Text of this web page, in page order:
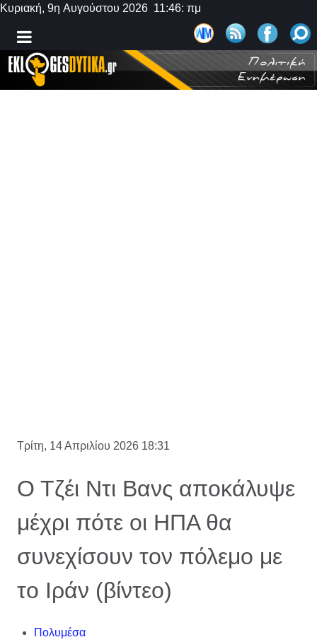
Κυριακή, 9η Αυγούστου 2026 11:46: πμ
Τρίτη, 14 Απριλίου 2026 18:31
Ο Τζέι Ντι Βανς αποκάλυψε
μέχρι πότε οι ΗΠΑ θα
συνεχίσουν τον πόλεμο με
το Ιράν (βίντεο)
Πολυμέσα